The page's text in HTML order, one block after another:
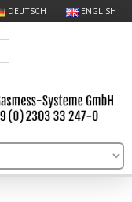
DEUTSCH ENGLISH